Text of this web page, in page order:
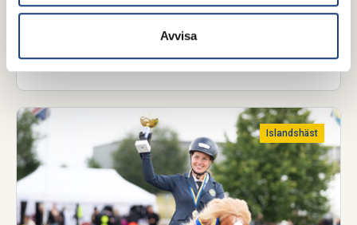
Avvisa
hovslageri för yrkesverksamma hovslagare. Kursen
är framtagen för dig som behöver komplettera din
Islandshäst